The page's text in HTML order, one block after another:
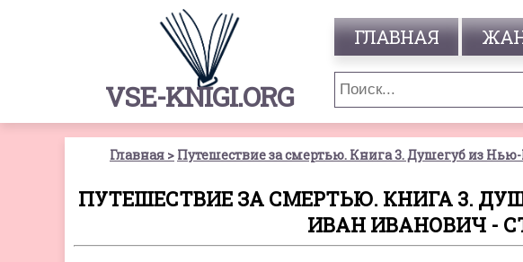
VSE-KNIGI.ORG
ГЛАВНАЯ
Главная Путешествие за смертью. Книга 3. Душегуб из
ПУТЕШЕСТВИЕ ЗА СМЕРТЬЮ. КНИГА 3.
ИВАН ИВАНОВИЧ -